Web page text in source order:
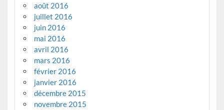
août 2016
juillet 2016
juin 2016
mai 2016
avril 2016
mars 2016
février 2016
janvier 2016
décembre 2015
novembre 2015